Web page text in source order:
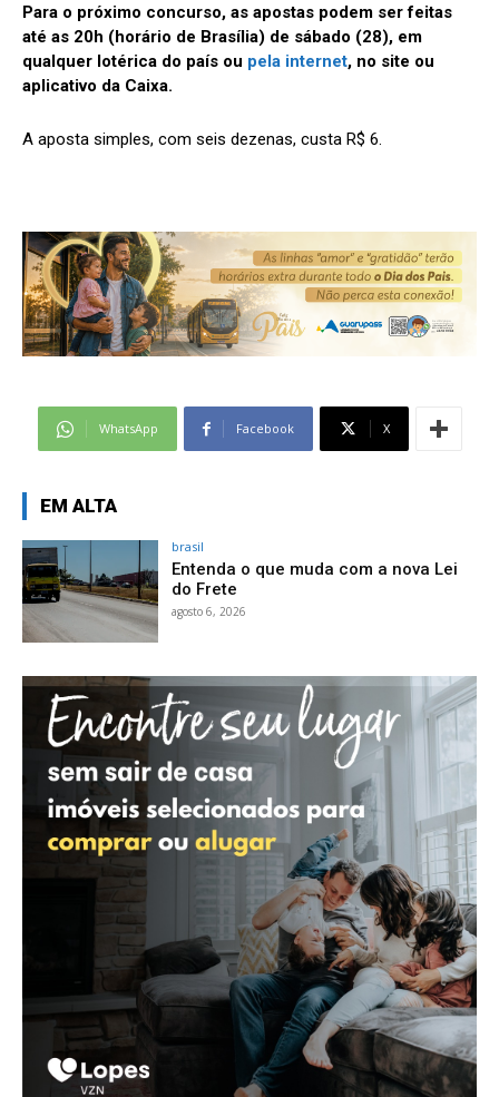
Para o próximo concurso, as apostas podem ser feitas
até as 20h (horário de Brasília) de sábado (28), em
qualquer lotérica do país ou pela internet, no site ou
aplicativo da Caixa.
A aposta simples, com seis dezenas, custa R$ 6.
WhatsApp Facebook X
EM ALTA
brasil
Entenda o que muda com a nova Lei
do Frete
agosto 6, 2026